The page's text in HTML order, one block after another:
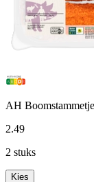
AH Boomstammetje
2.49
2 stuks
Kies